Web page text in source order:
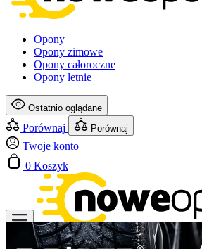
Opony
Opony zimowe
Opony całoroczne
Opony letnie
Ostatnio oglądane
Porównaj Porównaj
Twoje konto
0 Koszyk